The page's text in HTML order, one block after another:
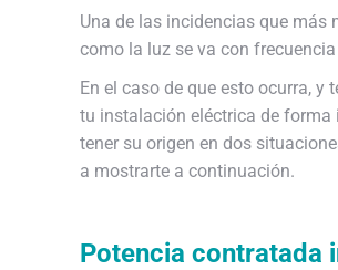
Una de las incidencias que más
como la luz se va con
En el caso de que esto ocurra, y
tu instalación eléctrica de forma
tener su origen en dos
a mostrarte a continuación.
Potencia contratada